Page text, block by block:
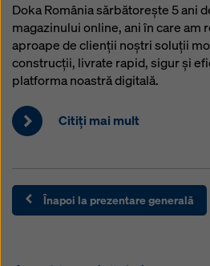
Doka România sărbătorește 5 ani
magazinului online, ani în care am
aproape de clienții noștri soluții
construcții, livrate rapid, sigur și
platforma noastră digitală.
Citiţi mai mult
Înapoi la prezentare generală